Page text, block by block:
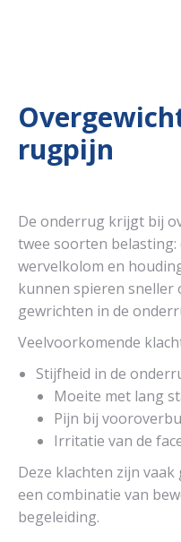
rugpijn
De onderrug krijgt bij
twee soorten
wervelkolom en
kunnen spieren sneller
gewrichten in de
Veelvoorkomende
Stijfheid in de
Moeite met lang
Pijn bij
Irritatie van de
Deze klachten zijn
een combinatie van
begeleiding.